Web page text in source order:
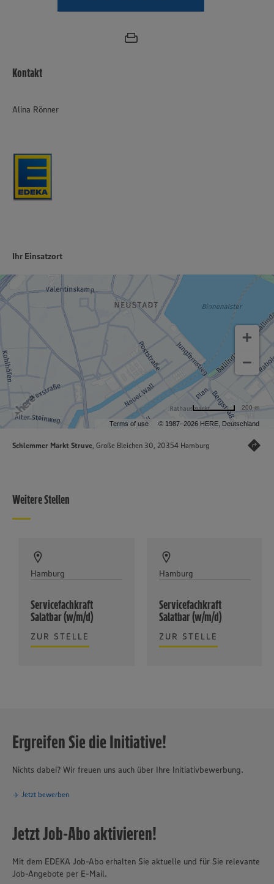
Kontakt
Alina Rönner
Ihr Einsatzort
Terms of use © 1987–2026 HERE, Deutschland
200 m
Schlemmer Markt Struve , Große Bleichen 30, 20354 Hamburg
Weitere Stellen
Hamburg
Servicefachkraft
Salatbar (w/m/d)
ZUR STELLE
Hamburg
Servicefachkraft
Salatbar (w/m/d)
ZUR STELLE
Ergreifen Sie die Initiative!
Nichts dabei? Wir freuen uns auch über Ihre Initiativbewerbung.
Jetzt bewerben
Jetzt Job-Abo aktivieren!
Mit dem EDEKA Job-Abo erhalten Sie aktuelle und für Sie relevante
Job-Angebote per E-Mail.